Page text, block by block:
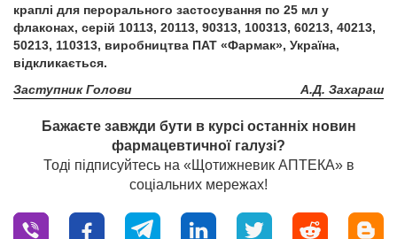
краплі для перорального застосування по 25 мл у
флаконах, серій 10113, 20113, 90313, 100313, 60213, 40213,
50213, 110313, виробництва ПАТ «Фармак», Україна,
відкликається.
Заступник Голови
А.Д. Захараш
Бажаєте завжди бути в курсі останніх новин
фармацевтичної галузі?
Тоді підписуйтесь на «Щотижневик АПТЕКА» в
соціальних мережах!